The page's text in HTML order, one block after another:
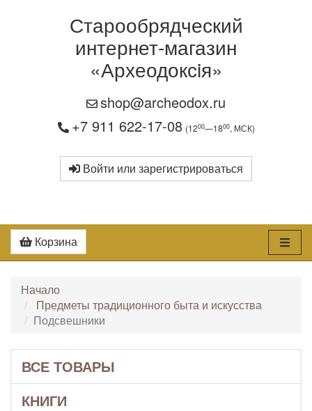
Старообрядческий
интернет-магазин
«Археодоксiя»
shop@archeodox.ru
+7 911 622-17-08 (1200—1800, МСК)
Войти или зарегистрироваться
Корзина
Начало
Предметы традиционного быта и искусства
Подсвешники
ВСЕ ТОВАРЫ
КНИГИ